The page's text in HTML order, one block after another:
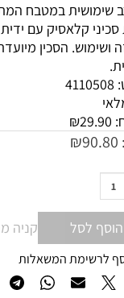
שימושית במטבח
קלאסיק עם
ושימוש. הסכין
4110508
₪29.90
₪90.80
הוסף לסל קניה
לרשימת המשאלות